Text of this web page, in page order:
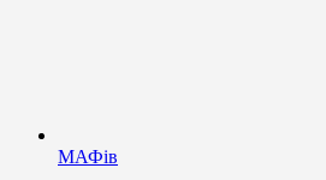
МАФів